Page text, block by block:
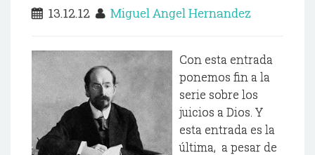
13.12.12 Miguel Angel Hernandez
Con esta entrada
ponemos fin a la
serie sobre los
juicios a Dios. Y
esta entrada es la
última, a pesar de